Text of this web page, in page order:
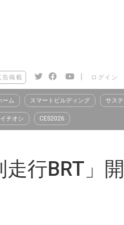
告掲載 | ログイン
ーム スマートビルディング サス
イチオシ CES2026
行BRT」